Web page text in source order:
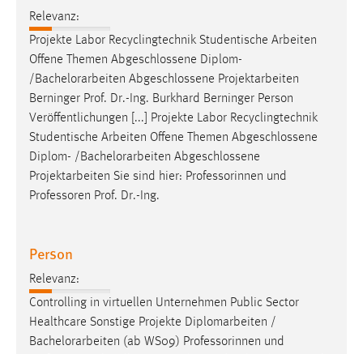
Relevanz:
Projekte Labor Recyclingtechnik Studentische Arbeiten
Offene Themen Abgeschlossene Diplom-
/ Bachelorarbeiten Abgeschlossene Projektarbeiten
Berninger Prof. Dr.-Ing. Burkhard Berninger Person
Veröffentlichungen [...] Projekte Labor Recyclingtechnik
Studentische Arbeiten Offene Themen Abgeschlossene
Diplom- / Bachelorarbeiten Abgeschlossene
Projektarbeiten Sie sind hier: Professorinnen und
Professoren Prof. Dr.-Ing.
Person
Relevanz:
Controlling in virtuellen Unternehmen Public Sector
Healthcare Sonstige Projekte Diplomarbeiten /
Bachelorarbeiten (ab WS09) Professorinnen und